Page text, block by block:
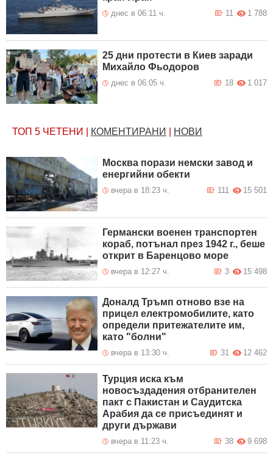
днес в 06:11 ч. 1 788
11
25 дни протести в Киев заради
Михайло Фьодоров
днес в 06:05 ч. 1 017
18
ТОП 5 ЧЕТЕНИ КОМЕНТИРАНИ НОВИ
Москва порази немски завод и
енергийни обекти
вчера в 18:23 ч. 15 501
111
Германски военен транспортен
кораб, потънал през 1942 г., беше
открит в Баренцово море
вчера в 12:27 ч. 15 498
3
Доналд Тръмп отново взе на
прицел електромобилите, като
определи притежателите им,
като "болни"
вчера в 13:30 ч. 12 462
31
Турция иска към
новосъздадения отбранителен
пакт с Пакистан и Саудитска
Арабия да се присъединят и
други държави
вчера в 11:23 ч. 9 698
38